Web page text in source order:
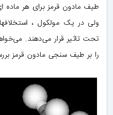
طیف مادون قرمز برای هر ماده
ولی در یک مولکول ،
را بر طیف سنجی مادون قرمز